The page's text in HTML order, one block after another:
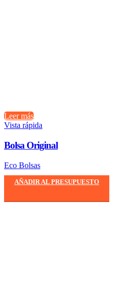
Leer más
Vista rápida
Bolsa Original
Eco Bolsas
AÑADIR AL PRESUPUESTO